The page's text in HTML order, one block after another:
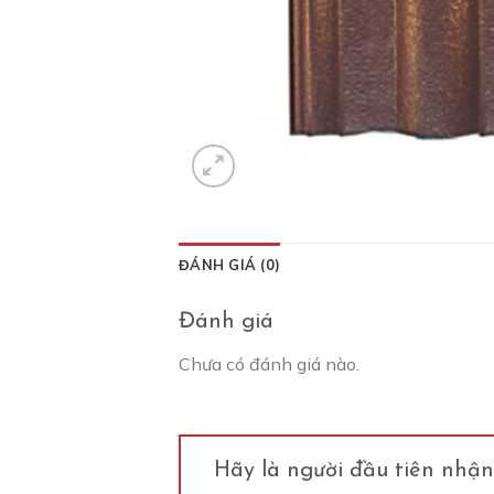
ĐÁNH GIÁ (0)
Đánh giá
Chưa có đánh giá nào.
Hãy là người đầu tiên nhận